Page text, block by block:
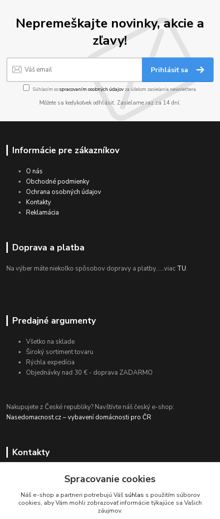
Nepremeškajte novinky, akcie a
zľavy!
Prihlásiť sa
Súhlasím sospracovaním osobných údajov za účelom zasielania newslettera.
Môžete sa kedykoľvek odhlásiť. Zasielame raz za 14 dní.
Informácie pre zákazníkov
O nás
Obchodné podmienky
Ochrana osobných údajov
Kontakty
Reklamácia
Doprava a platba
Na výber máte niekoľko spôsobov dopravy a platby......viac TU.
Predajné argumenty
Všetko na sklade
Široký sortiment tovaru
Rýchla expedícia
Objednávky nad 30 € - doprava ZADARMO
Nakupujete z České republiky? Navštívte náš český e-shop:
Nasedomacnost.cz – vybavení domácnosti pro ČR
Kontakty
+420 774 694 203
(Po-Pia, 9-15 hod.)
Spracovanie cookies
Náš e-shop a partneri potrebujú Váš súhlas s použitím súborov
cookies, aby Vám mohli zobrazovať informácie týkajúce sa Vašich
záujmov.